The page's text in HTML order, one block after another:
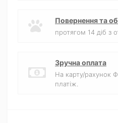
Повернення та
протягом 14 діб з
Зручна оплата
На карту/рахунок
платіж.